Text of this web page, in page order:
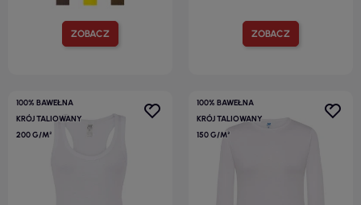
ZOBACZ ZOBACZ
100% BAWEŁNA
KRÓJ TALIOWANY
200 G/M²
100% BAWEŁNA
KRÓJ TALIOWANY
150 G/M²